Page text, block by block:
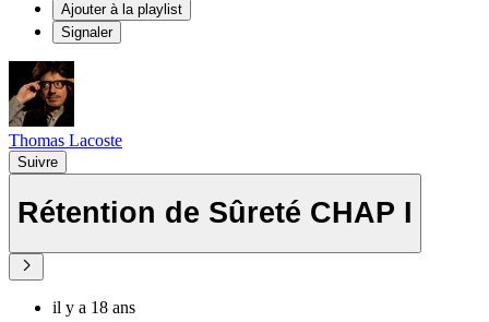
Ajouter à la playlist
Signaler
Thomas Lacoste
Suivre
Rétention de Sûreté CHAP I
il y a 18 ans